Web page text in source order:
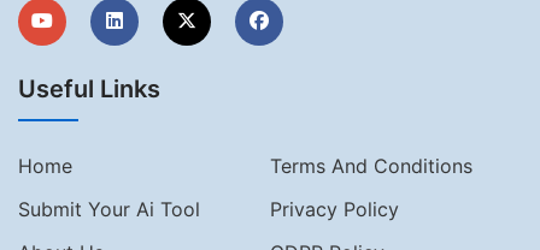
Useful Links
Home
Terms And Conditions
Submit Your Ai Tool
Privacy Policy